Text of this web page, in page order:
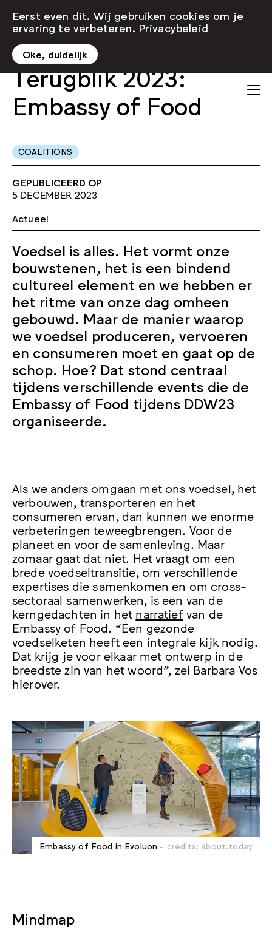
Terugblik 2023:
Embassy of Food
COALITIONS
GEPUBLICEERD OP
5 DECEMBER 2023
Actueel
Voedsel is alles. Het vormt onze
bouwstenen, het is een bindend
cultureel element en we hebben er
het ritme van onze dag omheen
gebouwd. Maar de manier waarop
we voedsel produceren, vervoeren
en consumeren moet en gaat op de
schop. Hoe? Dat stond centraal
tijdens verschillende events die de
Embassy of Food tijdens DDW23
organiseerde.
Als we anders omgaan met ons voedsel, het
verbouwen, transporteren en het
consumeren ervan, dan kunnen we enorme
verbeteringen teweegbrengen. Voor de
planeet en voor de samenleving. Maar
zomaar gaat dat niet. Het vraagt om een
brede voedseltransitie, om verschillende
expertises die samenkomen en om cross-
sectoraal samenwerken, is een van de
kerngedachten in het narratiefvan de
Embassy of Food. “Een gezonde
voedselketen heeft een integrale kijk nodig.
Dat krijg je voor elkaar met ontwerp in de
breedste zin van het woord”, zei Barbara Vos
hierover.
Embassy of Food in Evoluon - credits: about.today
Mindmap
Eerst even dit. Wij gebruiken cookies om je
ervaring te verbeteren. Privacybeleid
Oke, duidelijk